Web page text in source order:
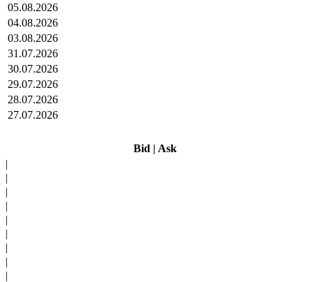
05.08.2026
04.08.2026
03.08.2026
31.07.2026
30.07.2026
29.07.2026
28.07.2026
27.07.2026
Bid | Ask
|
|
|
|
|
|
|
|
|